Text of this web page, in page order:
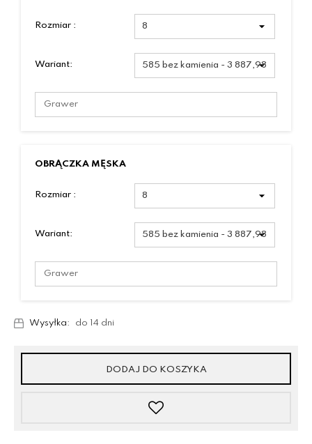
Rozmiar :
Wariant:
OBRĄCZKA MĘSKA
Rozmiar :
Wariant:
Wysyłka: do 14 dni
DODAJ DO KOSZYKA